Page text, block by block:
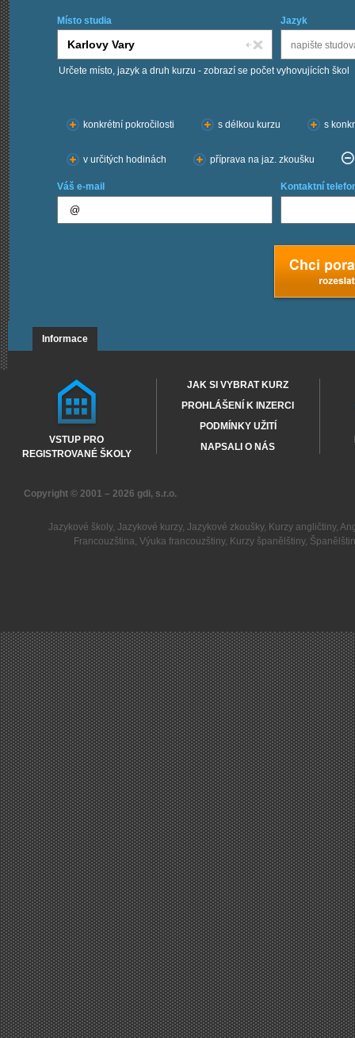
Místo studia Jazyk
Určete místo, jazyk a druh kurzu - zobrazí se počet vyhovujících škol
konkrétní pokročilosti
s délkou kurzu s
v určitých hodinách příprava na jaz. zkoušku
Váš e-mail Kontaktní
Informace
VSTUP PRO
REGISTROVANÉ ŠKOLY
JAK SI VYBRAT KURZ
PROHLÁŠENÍ K INZERCI
PODMÍNKY UŽITÍ
NAPSALI O NÁS
Copyright © 2001 – 2026 gdi, s.r.o.
Jazykové školy, Jazykové kurzy, Jazykové zkoušky, Kurzy angličtiny,
Francouzština,Výuka francouzštiny, Kurzy španělštiny,